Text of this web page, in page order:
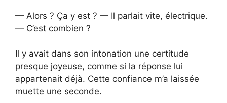
— Alors ? Ça y est ? — Il parlait vite, électrique.
— C’est combien ?
Il y avait dans son intonation une certitude
presque joyeuse, comme si la réponse lui
appartenait déjà. Cette confiance m’a laissée
muette une seconde.